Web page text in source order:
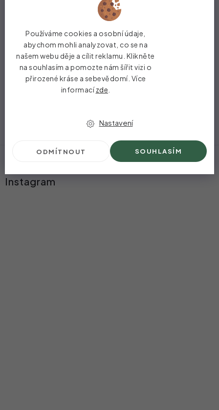
Používáme cookies a osobní údaje,
abychom mohli analyzovat, co se na
našem webu děje a cílit reklamu. Klikněte
na souhlasím a pomozte nám šířit vizi o
přirozené kráse a sebevědomí. Více
informacízde
Nastavení
ODMÍTNOUT SOUHLASÍM
Sérum
na
obočí
pInstagram